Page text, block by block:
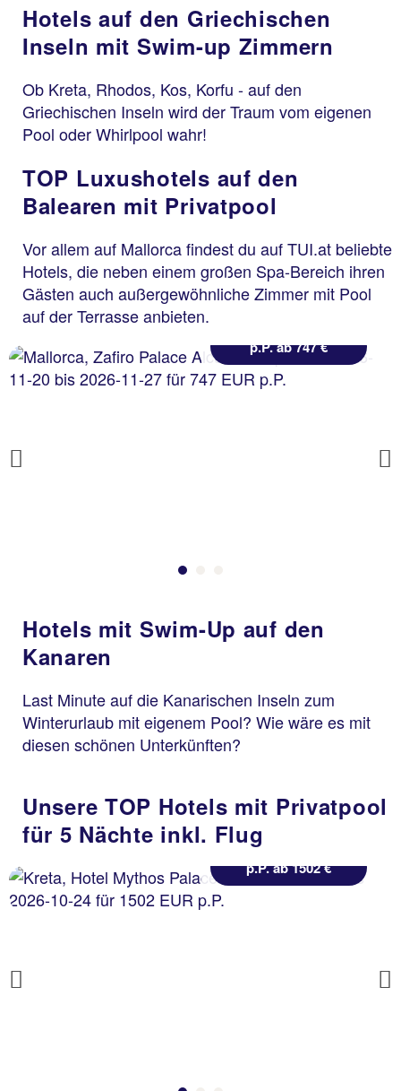
Hotels auf den Griechischen
Inseln mit Swim-up Zimmern
Ob Kreta, Rhodos, Kos, Korfu - auf den
Griechischen Inseln wird der Traum vom eigenen
Pool oder Whirlpool wahr!
TOP Luxushotels auf den
Balearen mit Privatpool
Vor allem auf Mallorca findest du auf TUI.at beliebte
Hotels, die neben einem großen Spa-Bereich ihren
Gästen auch außergewöhnliche Zimmer mit Pool
auf der Terrasse anbieten.
Previous
Mallorca
Zafiro Palace Alcudia &
87 % Weiterempfehlung
statt
p.P. ab 747 €
Hotels mit Swim-Up auf den
Kanaren
Last Minute auf die Kanarischen Inseln zum
Winterurlaub mit eigenem Pool? Wie wäre es mit
diesen schönen Unterkünften?
Unsere TOP Hotels mit Privatpool
für 5 Nächte inkl. Flug
Previous
Kreta
Hotel Mythos Palace
7 Nächte, AI, JS
statt
p.P. ab 1502 €